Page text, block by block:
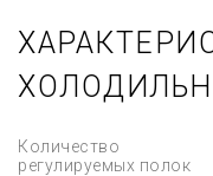
Количество
регулируемых полок